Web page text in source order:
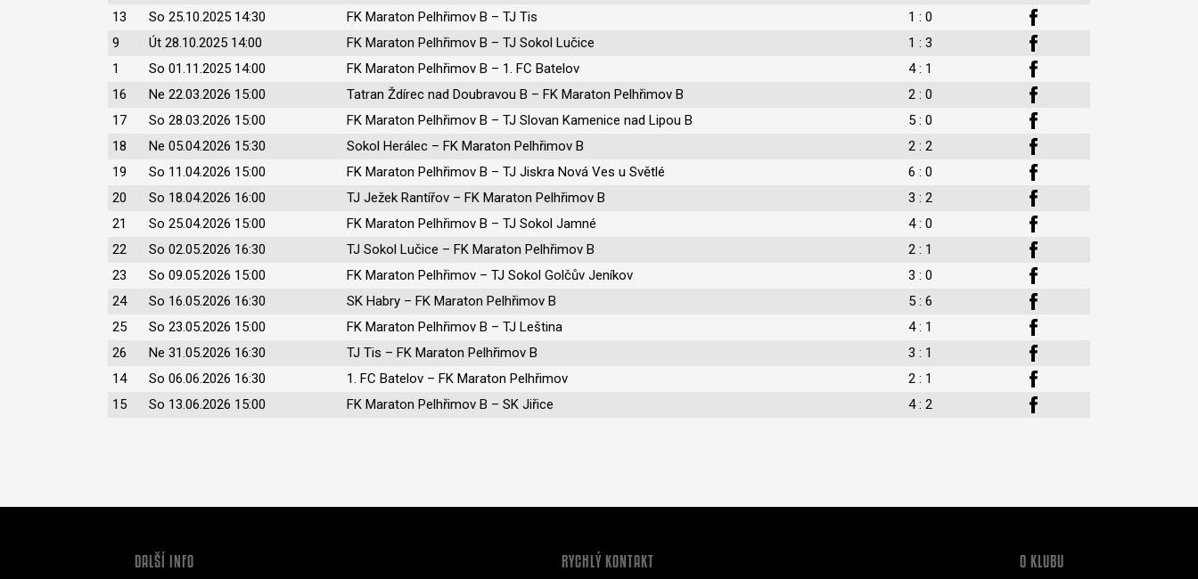
13
So 25.10.2025 14:30 FK Maraton Pelhřimov B – TJ Tis
1 : 0
9
Út 28.10.2025 14:00 FK Maraton Pelhřimov B – TJ Sokol Lučice
1 : 3
1
So 01.11.2025 14:00 FK Maraton Pelhřimov B – 1. FC Batelov
4 : 1
16
Ne 22.03.2026 15:00 Tatran Ždírec nad Doubravou B – FK Maraton Pelhřimov B
2 : 0
17
So 28.03.2026 15:00 FK Maraton Pelhřimov B – TJ Slovan Kamenice nad Lipou B
5 : 0
18
Ne 05.04.2026 15:30 Sokol Herálec – FK Maraton Pelhřimov B
2 : 2
19
So 11.04.2026 15:00 FK Maraton Pelhřimov B – TJ Jiskra Nová Ves u Světlé
6 : 0
20
So 18.04.2026 16:00 TJ Ježek Rantířov – FK Maraton Pelhřimov B
3 : 2
21
So 25.04.2026 15:00 FK Maraton Pelhřimov B – TJ Sokol Jamné
4 : 0
22
So 02.05.2026 16:30 TJ Sokol Lučice – FK Maraton Pelhřimov B
2 : 1
23
So 09.05.2026 15:00 FK Maraton Pelhřimov – TJ Sokol Golčův Jeníkov
3 : 0
24
So 16.05.2026 16:30 SK Habry – FK Maraton Pelhřimov B
5 : 6
25
So 23.05.2026 15:00 FK Maraton Pelhřimov B – TJ Leština
4 : 1
26
Ne 31.05.2026 16:30 TJ Tis – FK Maraton Pelhřimov B
3 : 1
14
So 06.06.2026 16:30 1. FC Batelov – FK Maraton Pelhřimov
2 : 1
15
So 13.06.2026 15:00 FK Maraton Pelhřimov B – SK Jiřice 4 : 2
DALŠÍ INFO RYCHLÝ KONTAKT O KLUBU